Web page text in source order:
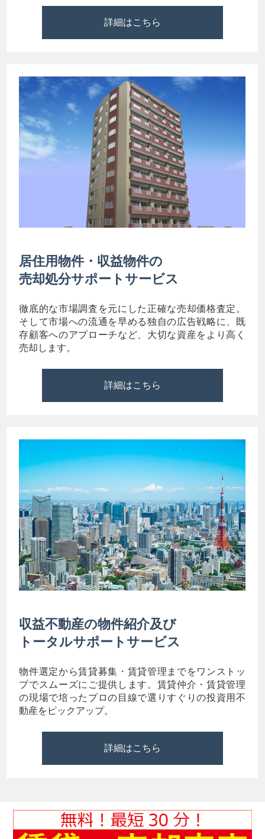
詳細はこちら
居住用物件・収益物件の
売却処分サポートサービス
徹底的な市場調査を元にした正確な売却価格査定。
そして市場への流通を早める独自の広告戦略に、既
存顧客へのアプローチなど、大切な資産をより高く
売却します。
詳細はこちら
収益不動産の物件紹介及び
トータルサポートサービス
物件選定から賃貸募集・賃貸管理までをワンストッ
プでスムーズにご提供します。賃貸仲介・賃貸管理
の現場で培ったプロの目線で選りすぐりの投資用不
動産をピックアップ。
詳細はこちら